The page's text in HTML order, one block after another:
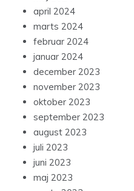
april 2024
marts 2024
februar 2024
januar 2024
december 2023
november 2023
oktober 2023
september 2023
august 2023
juli 2023
juni 2023
maj 2023